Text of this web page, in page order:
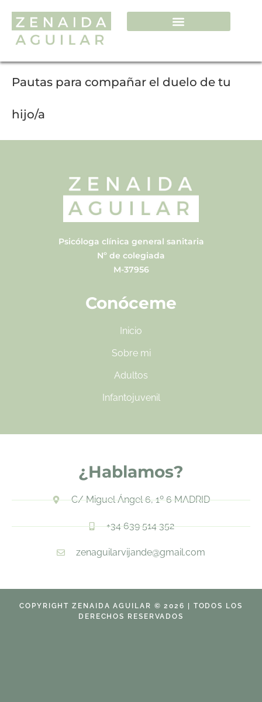
Pautas para compañar el duelo de tu
hijo/a
Psicóloga clínica general sanitaria
Nº de colegiada
M-37956
Conóceme
Inicio
Sobre mi
Adultos
Infantojuvenil
¿Hablamos?
C/ Miguel Ángel 6, 1º 6 MADRID
+34 639 514 352
zenaguilarvijande@gmail.com
COPYRIGHT ZENAIDA AGUILAR © 2026 | TODOS LOS
DERECHOS RESERVADOS